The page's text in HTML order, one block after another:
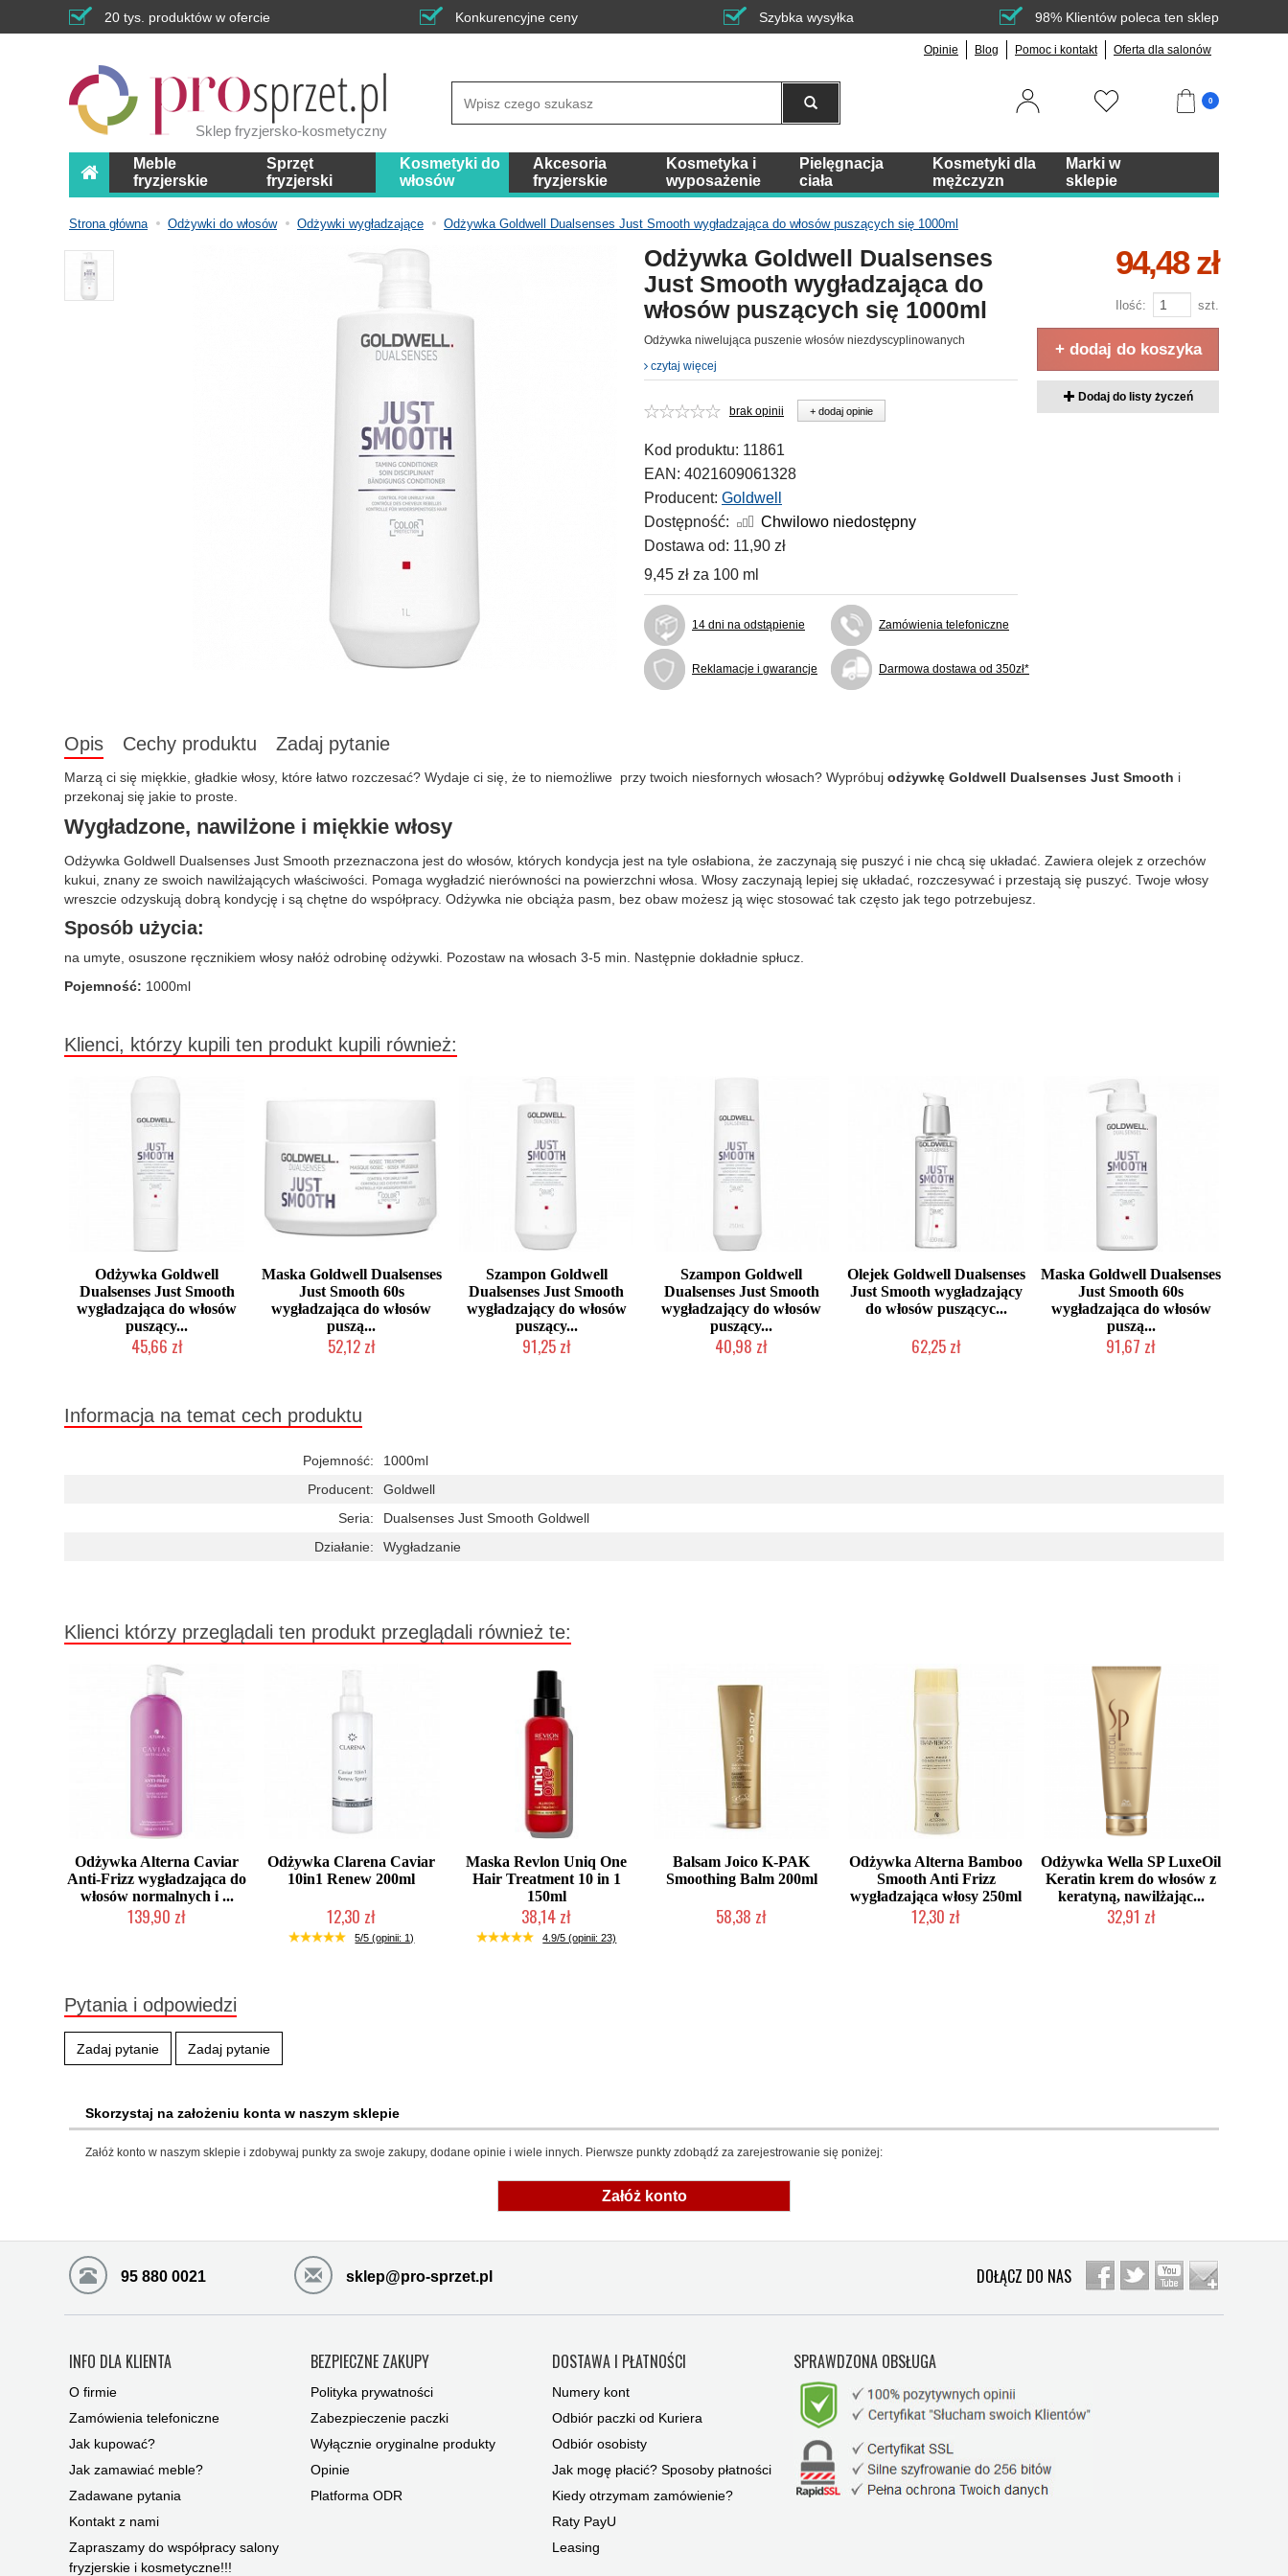
20 tys. produktów w ofercie Konkurencyjne ceny Szybka wysyłka 98% Klientów poleca ten sklep
Opinie Blog Pomoc i kontakt Oferta dla salonów
Sklep fryzjersko-kosmetyczny
0
Meble
fryzjerskie
Sprzęt
fryzjerski
Kosmetyki do
włosów
Akcesoria
fryzjerskie
Kosmetyka i
wyposażenie
Pielęgnacja
ciała
Kosmetyki dla
mężczyzn
Marki w
sklepie
Strona główna Odżywki do włosów Odżywki wygładzające Odżywka Goldwell Dualsenses Just Smooth wygładzająca do włosów puszących się 1000ml
Odżywka Goldwell Dualsenses
Just Smooth wygładzająca do
włosów puszących się 1000ml
Odżywka niwelująca puszenie włosów niezdyscyplinowanych
czytaj więcej
brak opinii + dodaj opinie
Kod produktu: 11861
EAN: 4021609061328
Producent: Goldwell
Dostępność:
Chwilowo niedostępny
Dostawa od: 11,90 zł
9,45 zł za 100 ml
14 dni na odstąpienie Zamówienia telefoniczne
Reklamacje i gwarancje Darmowa dostawa od 350zł*
94,48 zł
Ilość: szt.
+ dodaj do koszyka
Dodaj do listy życzeń
Opis Cechy produktu Zadaj pytanie
Marzą ci się miękkie, gładkie włosy, które łatwo rozczesać? Wydaje ci się, że to niemożliwe przy twoich niesfornych włosach? Wypróbuj odżywkę Goldwell Dualsenses Just Smooth i
przekonaj się jakie to proste.
Wygładzone, nawilżone i miękkie włosy
Odżywka Goldwell Dualsenses Just Smooth przeznaczona jest do włosów, których kondycja jest na tyle osłabiona, że zaczynają się puszyć i nie chcą się układać. Zawiera olejek z orzechów
kukui, znany ze swoich nawilżających właściwości. Pomaga wygładzić nierówności na powierzchni włosa. Włosy zaczynają lepiej się układać, rozczesywać i przestają się puszyć. Twoje włosy
wreszcie odzyskują dobrą kondycję i są chętne do współpracy. Odżywka nie obciąża pasm, bez obaw możesz ją więc stosować tak często jak tego potrzebujesz.
Sposób użycia:
na umyte, osuszone ręcznikiem włosy nałóż odrobinę odżywki. Pozostaw na włosach 3-5 min. Następnie dokładnie spłucz.
Pojemność: 1000ml
Klienci, którzy kupili ten produkt kupili również:
Odżywka Goldwell
Dualsenses Just Smooth
wygładzająca do włosów
puszący...
45,66 zł
Maska Goldwell Dualsenses
Just Smooth 60s
wygładzająca do włosów
puszą...
52,12 zł
Szampon Goldwell
Dualsenses Just Smooth
wygładzający do włosów
puszący...
91,25 zł
Szampon Goldwell
Dualsenses Just Smooth
wygładzający do włosów
puszący...
40,98 zł
Olejek Goldwell Dualsenses
Just Smooth wygładzający
do włosów puszącyc...
62,25 zł
Maska Goldwell Dualsenses
Just Smooth 60s
wygładzająca do włosów
puszą...
91,67 zł
Informacja na temat cech produktu
Pojemność:
1000ml
Producent:
Goldwell
Seria:
Dualsenses Just Smooth Goldwell
Działanie:
Wygładzanie
Klienci którzy przeglądali ten produkt przeglądali również te:
Odżywka Alterna Caviar
Anti-Frizz wygładzająca do
włosów normalnych i ...
139,90 zł
Odżywka Clarena Caviar
10in1 Renew 200ml
12,30 zł
Produkt wycofany
5/5 (opinii: 1)
Maska Revlon Uniq One
Hair Treatment 10 in 1
150ml
38,14 zł
Duża ilość (wysyłka w 24h)
4.9/5 (opinii: 23)
Balsam Joico K-PAK
Smoothing Balm 200ml
58,38 zł
Odżywka Alterna Bamboo
Smooth Anti Frizz
wygładzająca włosy 250ml
12,30 zł
Odżywka Wella SP LuxeOil
Keratin krem do włosów z
keratyną, nawilżając...
32,91 zł
Pytania i odpowiedzi
Zadaj pytanie Zadaj pytanie
Skorzystaj na założeniu konta w naszym sklepie
Załóż konto w naszym sklepie i zdobywaj punkty za swoje zakupy, dodane opinie i wiele innych. Pierwsze punkty zdobądź za zarejestrowanie się poniżej:
Załóż konto
95 880 0021 sklep@pro-sprzet.pl DOŁĄCZ DO NAS
INFO DLA KLIENTA
O firmie
Zamówienia telefoniczne
Jak kupować?
Jak zamawiać meble?
Zadawane pytania
Kontakt z nami
Zapraszamy do współpracy salony
fryzjerskie i kosmetyczne!!!
BEZPIECZNE ZAKUPY
Polityka prywatności
Zabezpieczenie paczki
Wyłącznie oryginalne produkty
Opinie
Platforma ODR
DOSTAWA I PŁATNOŚCI
Numery kont
Odbiór paczki od Kuriera
Odbiór osobisty
Jak mogę płacić? Sposoby płatności
Kiedy otrzymam zamówienie?
Raty PayU
Leasing
SPRAWDZONA OBSŁUGA